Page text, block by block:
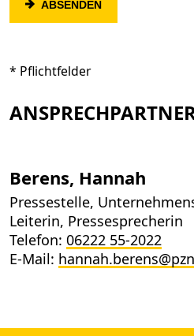
ABSENDEN
* Pflichtfelder
Berens, Hannah
Pressestelle,
Leiterin, Pressesprecherin
Telefon: 06222 55-2022
E-Mail: